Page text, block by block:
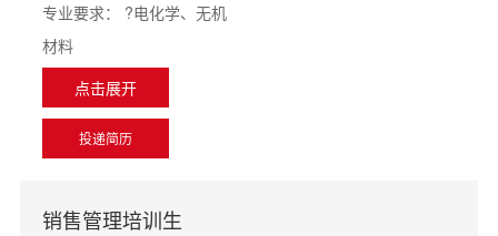
专业要求：
?电化学、无机
材料
点击展开
投递简历
销售管理培训生